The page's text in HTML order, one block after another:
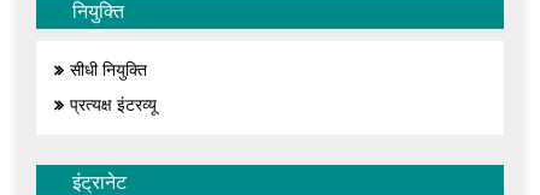
नियुक्ति
सीधी नियुक्ति
प्रत्यक्ष इंटरव्यू
इंट्रानेट